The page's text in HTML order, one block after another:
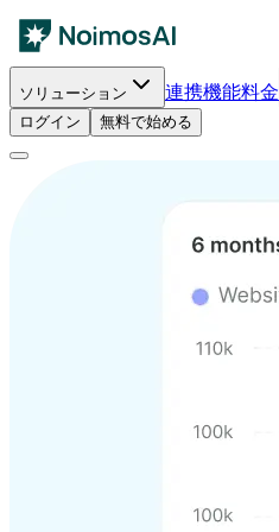
ソリューション 連携機能料金
ログイン
無料で始める